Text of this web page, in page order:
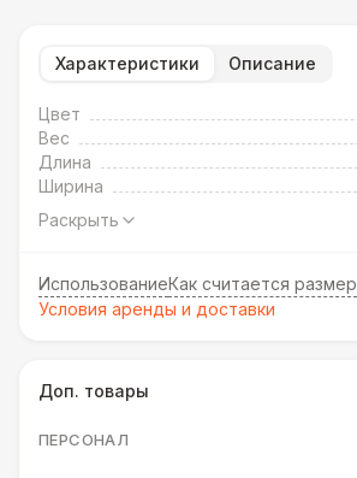
Характеристики Описание
Цвет
Вес
Длина
Ширина
Раскрыть
ИспользованиеКак считается размер
Условия аренды и доставки
Доп. товары
ПЕРСОНАЛ